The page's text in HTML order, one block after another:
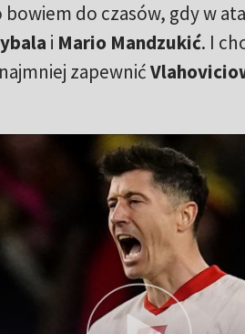
do czasów, gdy w
i Mario Mandzukić. I
zapewnić